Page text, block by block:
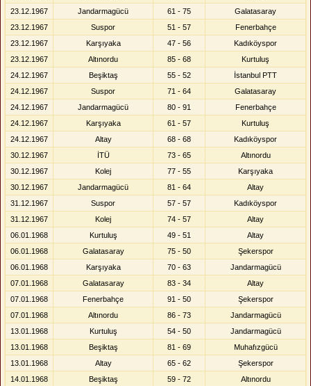
23.12.1967
Jandarmagücü 61 - 75
Galatasaray
23.12.1967
Suspor 51 - 57
Fenerbahçe
23.12.1967
Karşıyaka 47 - 56
Kadıköyspor
23.12.1967
Altınordu 85 - 68
Kurtuluş
24.12.1967
Beşiktaş 55 - 52
İstanbul PTT
24.12.1967
Suspor 71 - 64
Galatasaray
24.12.1967
Jandarmagücü 80 - 91
Fenerbahçe
24.12.1967
Karşıyaka 61 - 57
Kurtuluş
24.12.1967
Altay 68 - 68
Kadıköyspor
30.12.1967
İTÜ 73 - 65
Altınordu
30.12.1967
Kolej 77 - 55
Karşıyaka
30.12.1967
Jandarmagücü 81 - 64
Altay
31.12.1967
Suspor 57 - 57
Kadıköyspor
31.12.1967
Kolej 74 - 57
Altay
06.01.1968
Kurtuluş 49 - 51
Altay
06.01.1968
Galatasaray 75 - 50
Şekerspor
06.01.1968
Karşıyaka 70 - 63
Jandarmagücü
07.01.1968
Galatasaray 83 - 34
Altay
07.01.1968
Fenerbahçe 91 - 50
Şekerspor
07.01.1968
Altınordu 86 - 73
Jandarmagücü
13.01.1968
Kurtuluş 54 - 50
Jandarmagücü
13.01.1968
Beşiktaş 81 - 69
Muhafızgücü
13.01.1968
Altay 65 - 62
Şekerspor
14.01.1968
Beşiktaş 59 - 72
Altınordu